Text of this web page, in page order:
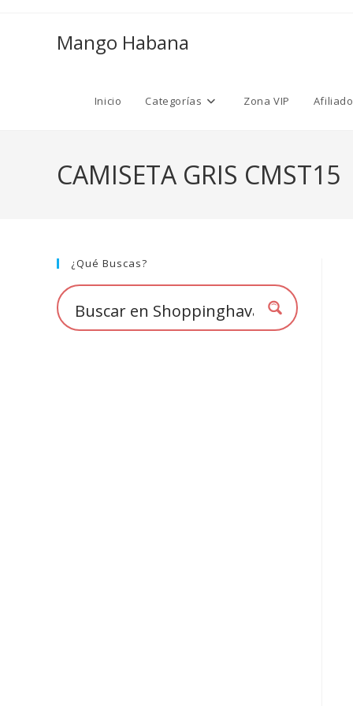
Mango Habana
Inicio Categorías Zona VIP
CAMISETA GRIS CMST15
¿Qué Buscas?